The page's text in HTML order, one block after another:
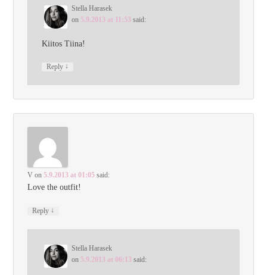
Stella Harasek
on 5.9.2013 at 11:53 said:
Kiitos Tiina!
Reply ↓
V on5.9.2013 at 01:05 said:
Love the outfit!
Reply ↓
Stella Harasek
on 5.9.2013 at 06:13 said: